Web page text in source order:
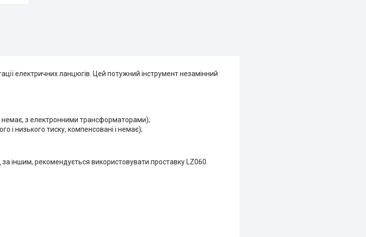
електричних ланцюгів. Цей потужний інструмент незамінний
і немає, з електронними трансформаторами);
і низького тиску, компенсовані і немає);
іншим, рекомендується використовувати проставку LZ060.